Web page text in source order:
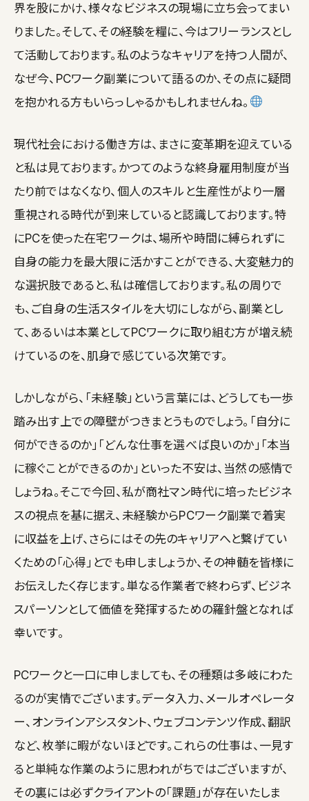
界を股にかけ、様々なビジネスの現場に立ち会ってまい
りました。そして、その経験を糧に、今はフリーランスとし
て活動しております。私のようなキャリアを持つ人間が、
なぜ今、PCワーク副業について語るのか、その点に疑問
を抱かれる方もいらっしゃるかもしれませんね。
現代社会における働き方は、まさに変革期を迎えている
と私は見ております。かつてのような終身雇用制度が当
たり前ではなくなり、個人のスキルと生産性がより一層
重視される時代が到来していると認識しております。特
にPCを使った在宅ワークは、場所や時間に縛られずに
自身の能力を最大限に活かすことができる、大変魅力的
な選択肢であると、私は確信しております。私の周りで
も、ご自身の生活スタイルを大切にしながら、副業とし
て、あるいは本業としてPCワークに取り組む方が増え続
けているのを、肌身で感じている次第です。
しかしながら、「未経験」という言葉には、どうしても一歩
踏み出す上での障壁がつきまとうものでしょう。「自分に
何ができるのか」「どんな仕事を選べば良いのか」「本当
に稼ぐことができるのか」といった不安は、当然の感情で
しょうね。そこで今回、私が商社マン時代に培ったビジネ
スの視点を基に据え、未経験からPCワーク副業で着実
に収益を上げ、さらにはその先のキャリアへと繋げてい
くための「心得」とでも申しましょうか、その神髄を皆様に
お伝えしたく存じます。単なる作業者で終わらず、ビジネ
スパーソンとして価値を発揮するための羅針盤となれば
幸いです。
PCワークと一口に申しましても、その種類は多岐にわた
るのが実情でございます。データ入力、メールオペレータ
ー、オンラインアシスタント、ウェブコンテンツ作成、翻訳
など、枚挙に暇がないほどです。これらの仕事は、一見す
ると単純な作業のように思われがちではございますが、
その裏には必ずクライアントの「課題」が存在いたしま